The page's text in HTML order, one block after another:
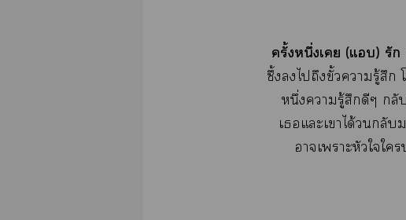
ครั้งหนึ่งเ (แ) รัก
ซึ้งไถึงขั้วารู้สึก
หนึ่งารู้สึกดีๆ กลั
เแะเาได้กลั
าเาะหัวใใ